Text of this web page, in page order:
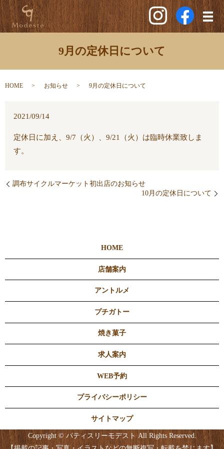
メ
9月の定休日について
HOME お知らせ 9月の定休日について
2021/09/14
定休日に加え、9/7（火）、9/21（火）は臨時休業致しま
す。
調布サイクルマーケット初出店のお知らせ
10月の定休日について
HOME
店舗案内
アントルメ
プチガトー
焼き菓子
求人案内
WEB予約
プライバシーポリシー
サイトマップ
Copyright © パティスリーモデスト All Rights Reserved.